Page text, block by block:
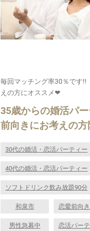
毎回マッチング率30％です
えの方にオススメ❤
35歳からの婚活パ
前向きにお考えの
30代の婚活・恋活パーティー
40代の婚活・恋活パーティー
ソフトドリンク飲み放題90分
和泉市 恋愛前向
男性急募中 恋活パー